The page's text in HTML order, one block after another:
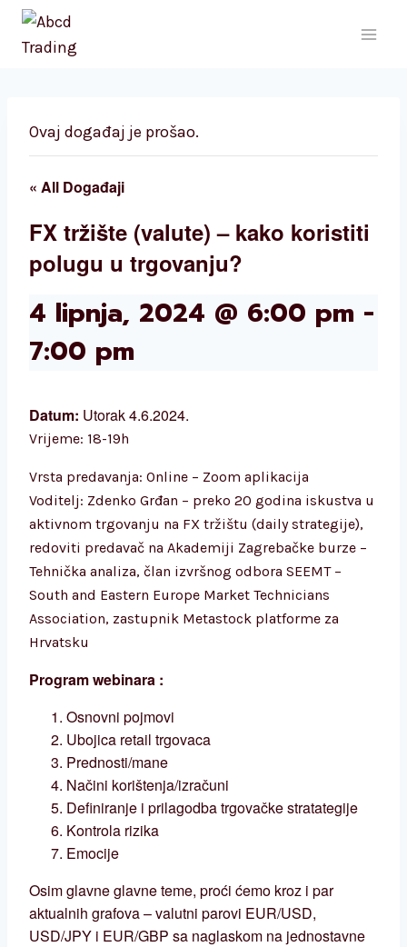
Skip
Ovaj događaj je prošao.
« All Događaji
FX tržište (valute) – kako koristiti
polugu u trgovanju?
4 lipnja, 2024 @ 6:00 pm -
7:00 pm
Datum: Utorak 4.6.2024.
Vrijeme: 18-19h
Vrsta predavanja: Online – Zoom aplikacija
Voditelj: Zdenko Grđan – preko 20 godina iskustva u
aktivnom trgovanju na FX tržištu (daily strategije),
redoviti predavač na Akademiji Zagrebačke burze –
Tehnička analiza, član izvršnog odbora SEEMT –
South and Eastern Europe Market Technicians
Association, zastupnik Metastock platforme za
Hrvatsku
Program webinara :
Osnovni pojmovi
Ubojica retail trgovaca
Prednosti/mane
Načini korištenja/izračuni
Definiranje i prilagodba trgovačke stratategije
Kontrola rizika
Emocije
Osim glavne glavne teme, proći ćemo kroz i par
aktualnih grafova – valutni parovi EUR/USD,
USD/JPY i EUR/GBP sa naglaskom na jednostavne